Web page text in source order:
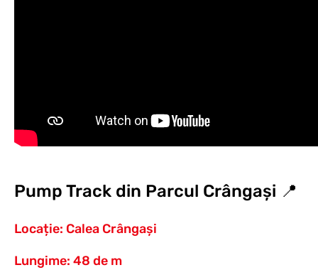
Pump Track din Parcul Crângași 📍
Locație: Calea Crângași
Lungime: 48 de m